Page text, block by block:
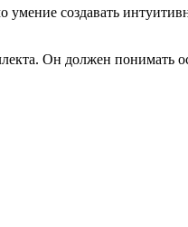
умение создавать
Он должен понимать